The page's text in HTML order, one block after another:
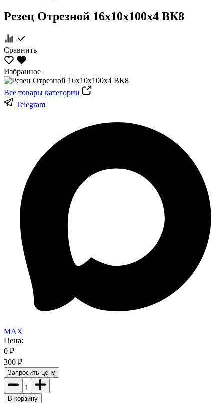
Резец Отрезной 16х10х100х4 ВК8
Сравнить
Избранное
Все товары категории
Telegram
MAX
Цена:
0 ₽
300 ₽
Запросить цену
1
В корзину